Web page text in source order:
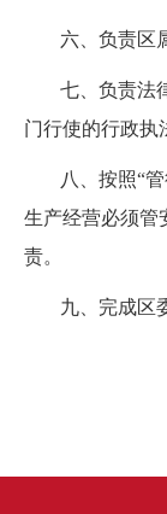
六、负责区
七、负责法
门行使的行政执
八、按照“
生产经营必须管
责。
九、完成区